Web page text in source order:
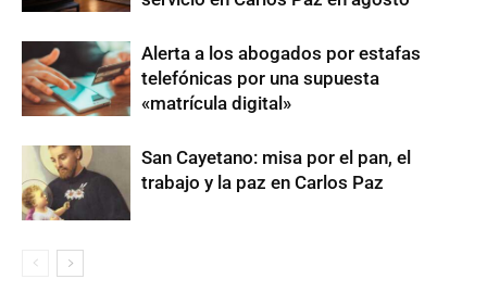
Alerta a los abogados por estafas
telefónicas por una supuesta
«matrícula digital»
San Cayetano: misa por el pan, el
trabajo y la paz en Carlos Paz